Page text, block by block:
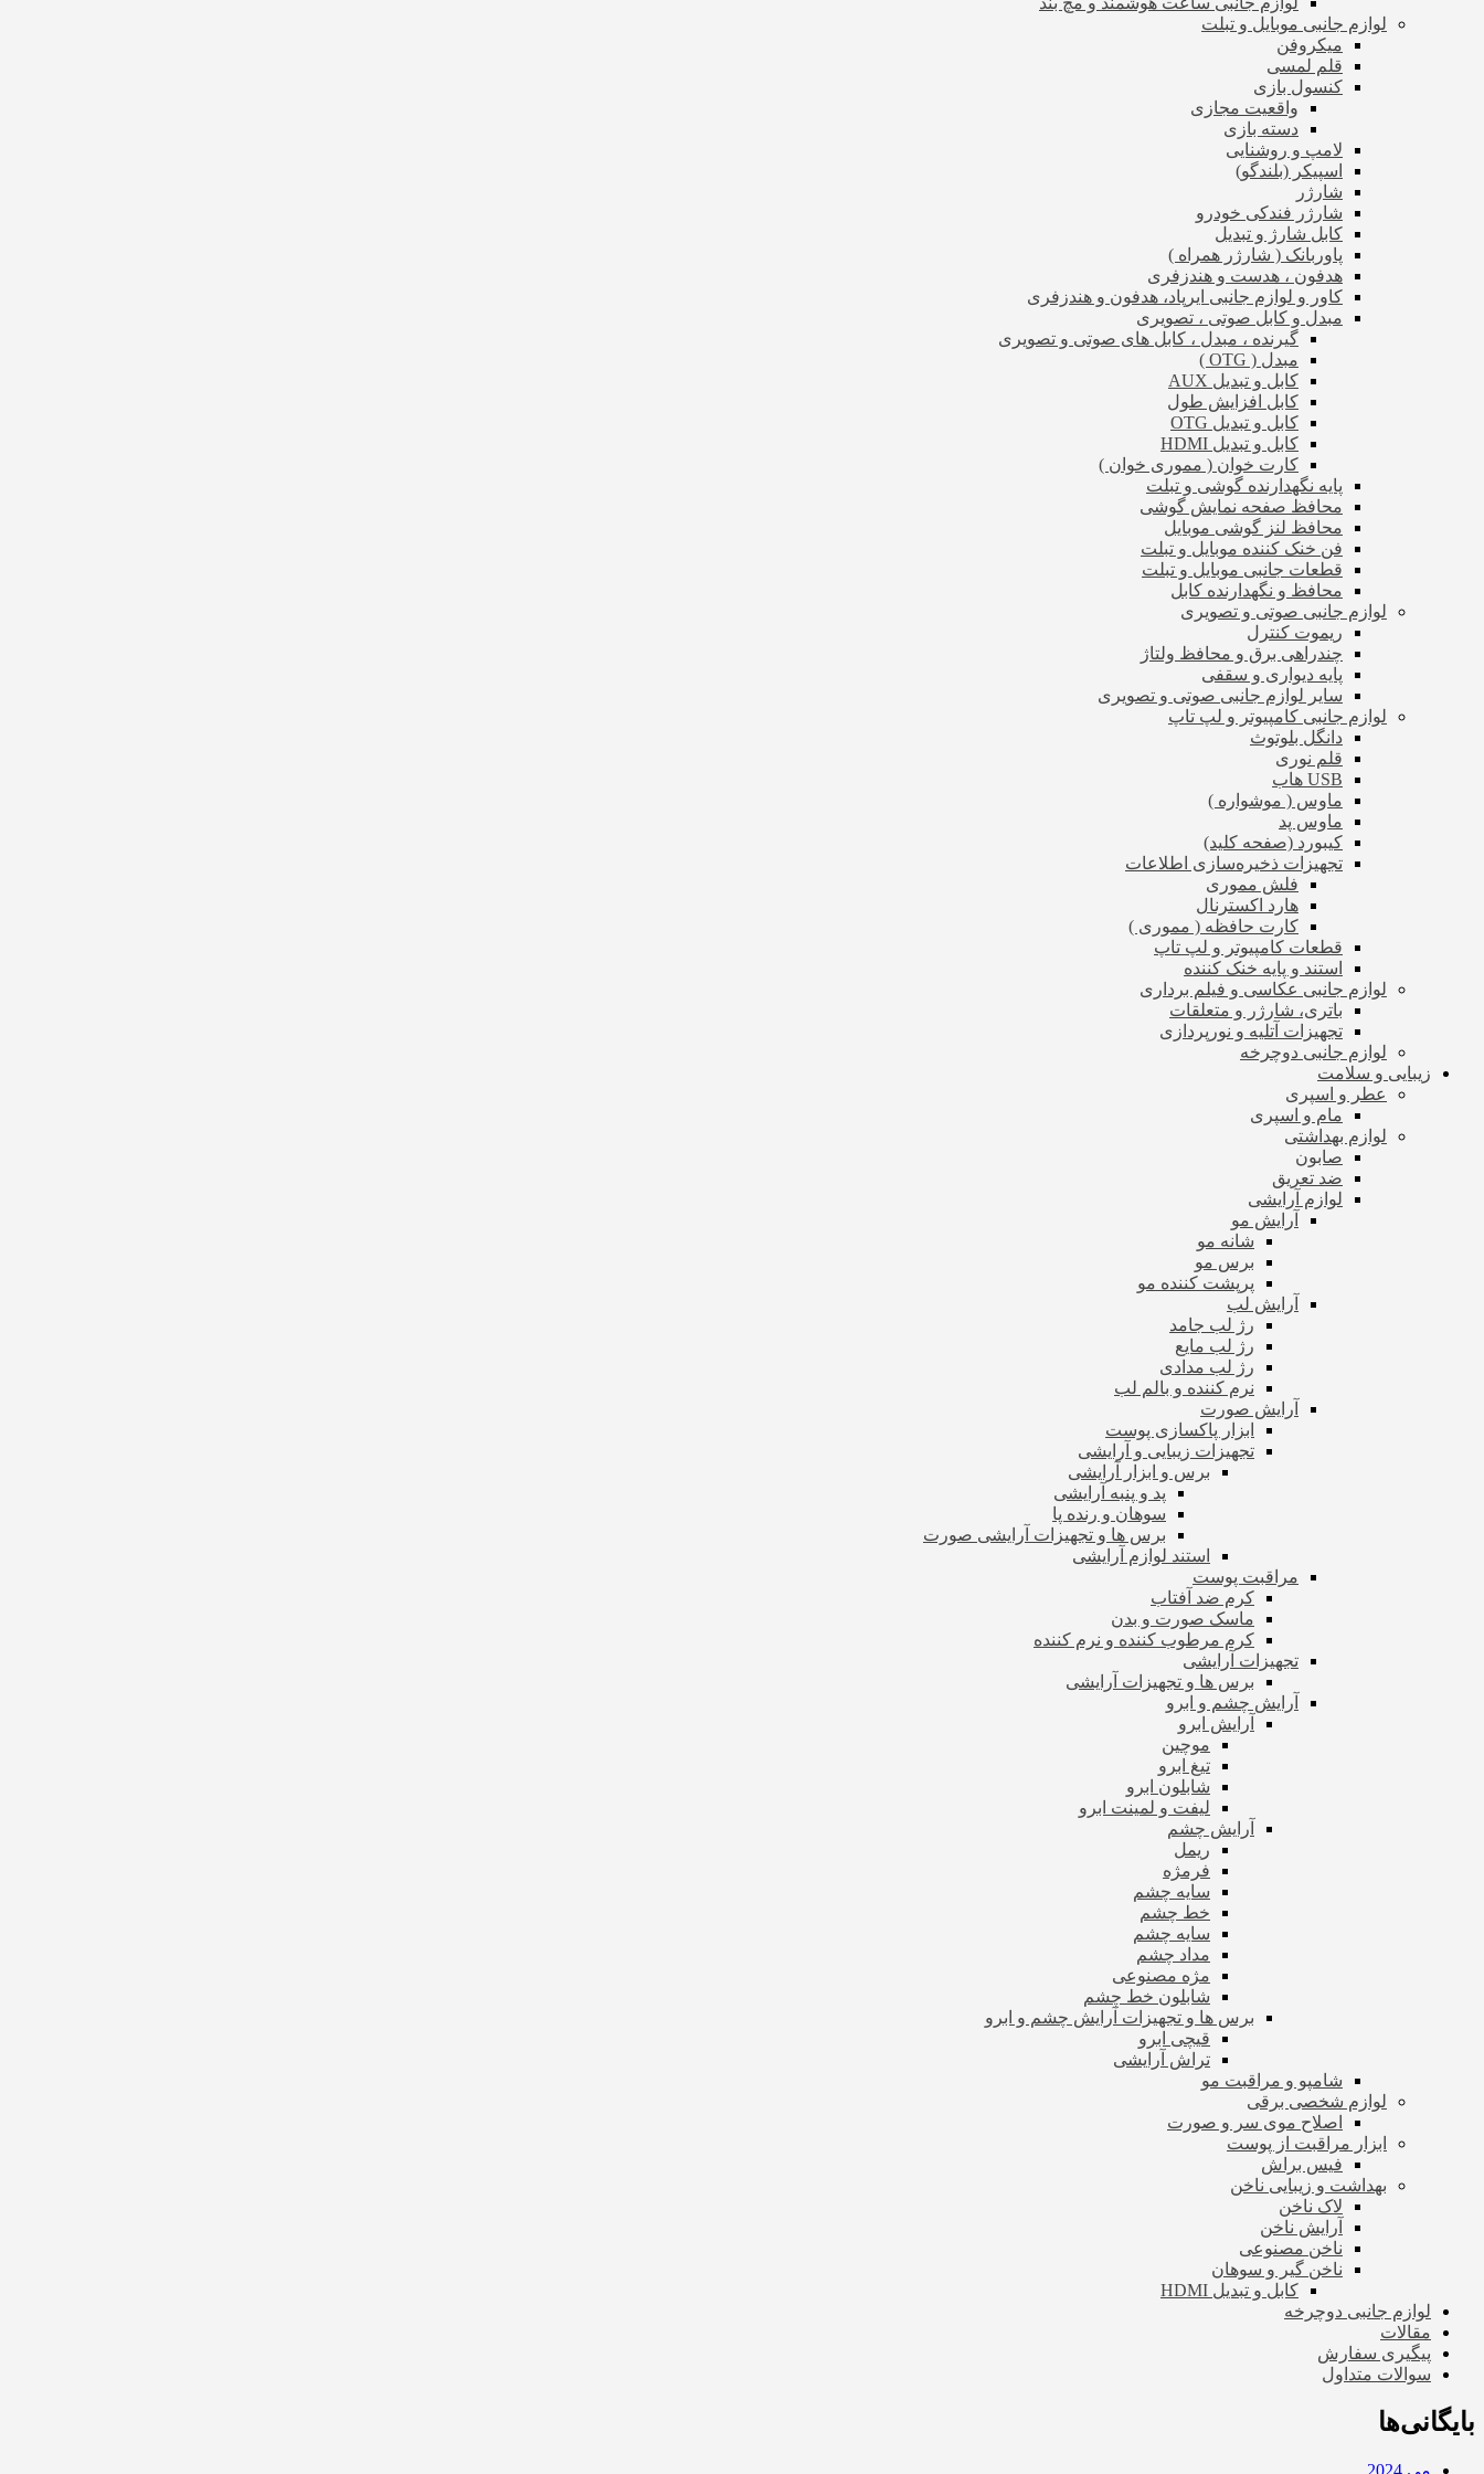
لوازم جانبی موبایل و تبلت
میکروفن
قلم لمسی
کنسول بازی
واقعیت مجازی
دسته بازی
لامپ و روشنایی
اسپیکر (بلندگو)
شارژر
شارژر فندکی خودرو
کابل شارژ و تبدیل
پاوربانک ( شارژر همراه )
هدفون ، هدست و هندزفری
کاور و لوازم جانبی ایرپاد، هدفون و هندزفری
مبدل و کابل صوتی ، تصویری
گیرنده ، مبدل ، کابل های صوتی و تصویری
مبدل ( OTG )
کابل و تبدیل AUX
کابل افزایش طول
کابل و تبدیل OTG
کابل و تبدیل HDMI
کارت خوان ( مموری خوان )
پایه نگهدارنده گوشی و تبلت
محافظ صفحه نمایش گوشی
محافظ لنز گوشی موبایل
فن خنک کننده موبایل و تبلت
قطعات جانبی موبایل و تبلت
محافظ و نگهدارنده کابل
لوازم جانبی صوتی و تصویری
ریموت کنترل
چندراهی برق و محافظ ولتاژ
پایه دیواری و سقفی
سایر لوازم جانبی صوتی و تصویری
لوازم جانبی کامپیوتر و لپ تاپ
دانگل بلوتوث
قلم نوری
USB هاب
ماوس ( موشواره )
ماوس پد
کیبورد (صفحه کلید)
تجهیزات ذخیره‌سازی اطلاعات
فلش مموری
هارد اکسترنال
کارت حافظه ( مموری )
قطعات کامپیوتر و لپ تاپ
استند و پایه خنک کننده
لوازم جانبی عکاسی و فیلم برداری
باتری، شارژر و متعلقات
تجهیزات آتلیه و نورپردازی
لوازم جانبی دوچرخه
زیبایی و سلامت
عطر و اسپری
مام و اسپری
لوازم بهداشتی
صابون
ضد تعریق
لوازم آرایشی
آرایش مو
شانه مو
برس مو
پرپشت کننده مو
آرایش لب
رژ لب جامد
رژ لب مایع
رژ لب مدادی
نرم کننده و بالم لب
آرایش صورت
ابزار پاکسازی پوست
تجهیزات زیبایی و آرایشی
برس و ابزار آرایشی
پد و پنبه آرایشی
سوهان و رنده پا
برس ها و تجهیزات آرایشی صورت
استند لوازم آرایشی
مراقبت پوست
کرم ضد آفتاب
ماسک صورت و بدن
کرم مرطوب کننده و نرم کننده
تجهیزات آرایشی
برس ها و تجهیزات آرایشی
آرایش چشم و ابرو
آرایش ابرو
موچین
تیغ ابرو
شابلون ابرو
لیفت و لمینت ابرو
آرایش چشم
ریمل
فرمژه
سایه چشم
خط چشم
سایه چشم
مداد چشم
مژه مصنوعی
شابلون خط چشم
برس ها و تجهیزات آرایش چشم و ابرو
قیچی ابرو
تراش آرایشی
شامپو و مراقبت مو
لوازم شخصی برقی
اصلاح موی سر و صورت
ابزار مراقبت از پوست
فیس براش
بهداشت و زیبایی ناخن
لاک ناخن
آرایش ناخن
ناخن مصنوعی
ناخن گیر و سوهان
کابل و تبدیل HDMI
لوازم جانبی دوچرخه
مقالات
پیگیری سفارش
سوالات متداول
بایگانی‌ها
می 2024